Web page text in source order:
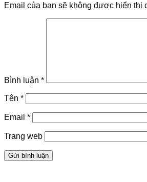
Email của bạn sẽ không được hiển thị
Bình luận *
Tên *
Email *
Trang web